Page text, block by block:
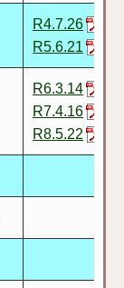
R4.7.26
R5.6.21
R6.3.14
R7.4.16
R8.5.22